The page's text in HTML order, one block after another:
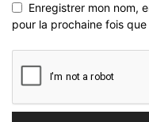
Enregistrer mon nom,
pour la prochaine fois